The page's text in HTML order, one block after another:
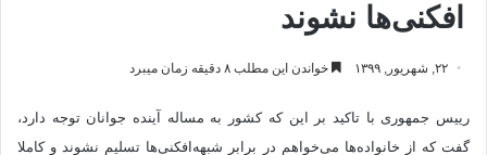
افکنی‌ها نشوند
۲۲, شهریور, ۱۳۹۹ خواندن این مطلب ۸ دقیقه زمان میبرد
رییس جمهوری با تاکید بر این که کشور به مساله آینده جوانان توجه دارد،
گفت که از خانواده‌ها می‌خواهم در برابر شبهه‌افکنی‌ها تسلیم نشوند و کاملا